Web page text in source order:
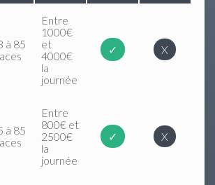
à 85
Entre
1000€
et
4000€
la
journée
✓ X
à 85
Entre
800€ et
2500€
la
journée
✓ X